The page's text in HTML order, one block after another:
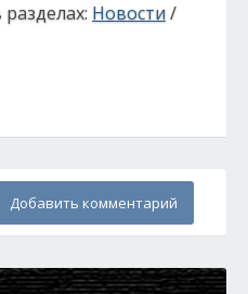
Новости/
Добавить комментарий